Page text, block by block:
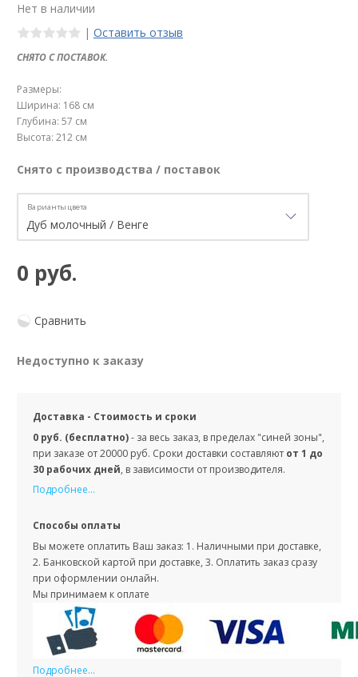
Нет в наличии
| Оставить отзыв
СНЯТО С ПОСТАВОК.
Размеры:
Ширина: 168 см
Глубина: 57 см
Высота: 212 см
Снято с производства / поставок
Варианты цвета
0 руб.
Сравнить
Недоступно к заказу
Доставка - Стоимость и сроки
0 руб. (бесплатно)- за весь заказ, в пределах "синей зоны",
при заказе от 20000 руб. Сроки доставки составляют от 1 до
30 рабочих дней, в зависимости от производителя.
Подробнее...
Способы оплаты
Вы можете оплатить Ваш заказ: 1. Наличными при доставке,
2. Банковской картой при доставке, 3. Оплатить заказ сразу
при оформлении онлайн.
Мы принимаем к оплате
Подробнее...